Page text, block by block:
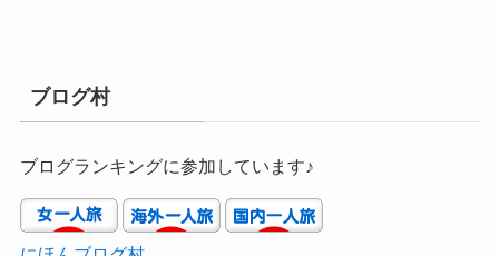
ブログ村
ブログランキングに参加しています♪